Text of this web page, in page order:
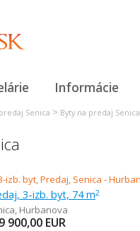
Informácie
Senica > Byty na predaj Senica
3-izb. byt, 74 m2
, Hurbanova
900,00 EUR